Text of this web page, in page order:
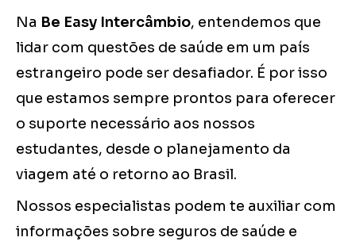
Na Be Easy Intercâmbio, entendemos que
lidar com questões de saúde em um país
estrangeiro pode ser desafiador. É por isso
que estamos sempre prontos para oferecer
o suporte necessário aos nossos
estudantes, desde o planejamento da
viagem até o retorno ao Brasil.
Nossos especialistas podem te auxiliar com
informações sobre seguros de saúde e